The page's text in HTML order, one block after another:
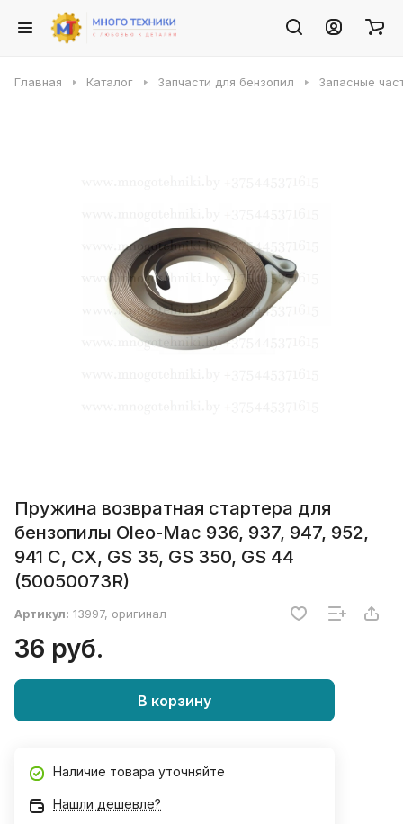
Главная Каталог Запчасти для бензопил Запасные
Пружина возвратная стартера для
бензопилы Oleo-Mac 936, 937, 947, 952,
941 C, CX, GS 35, GS 350, GS 44
(50050073R)
Артикул: 13997, оригинал
36 руб.
В корзину
Наличие товара уточняйте
Нашли дешевле?